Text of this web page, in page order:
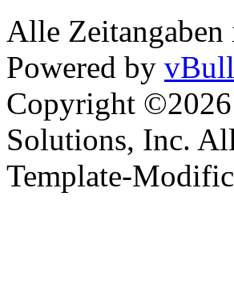
Alle
Powered by
Copyright
Solutions, Inc.
Template-